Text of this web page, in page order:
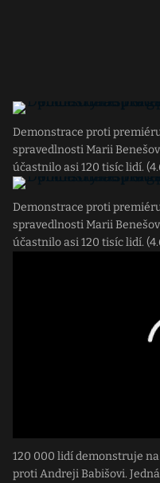
Demonstrace proti
spravedlnosti Marii
účastnilo asi 120 tisíc lidí.
Demonstrace proti
spravedlnosti Marii
účastnilo asi 120 tisíc lidí.
120 000 lidí demonstruje
proti Andreji Babišovi.